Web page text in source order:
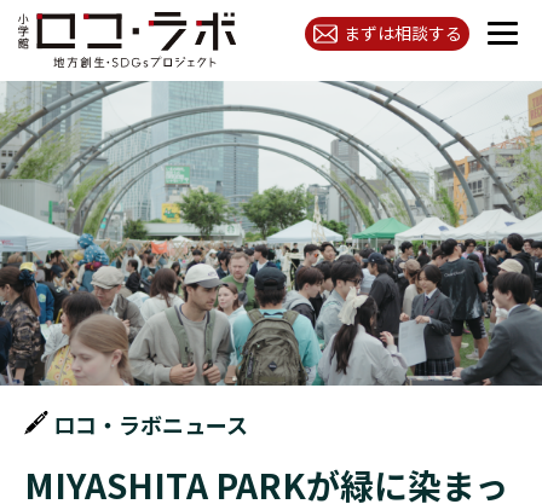
まずは相談する
ロコ・ラボニュース
MIYASHITA PARKが緑に染まっ